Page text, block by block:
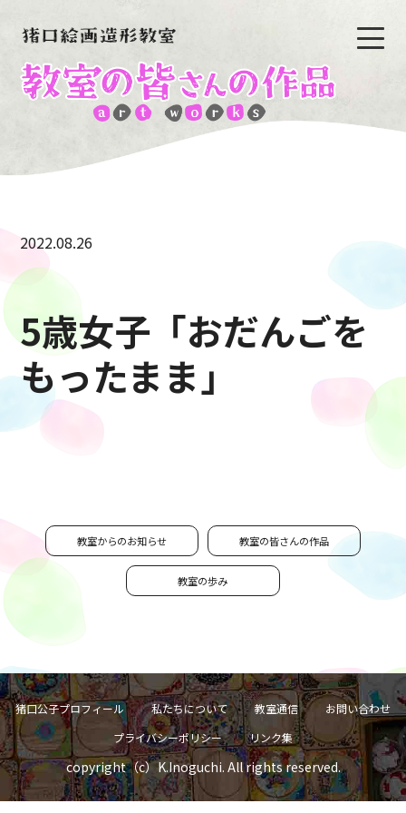
2022.08.26
5歳女子「おだんごを
もったまま」
教室からのお知らせ 教室の皆さんの作品
教室の歩み
猪口公子プロフィール 私たちについて 教室通信
お問い合わせ
プライバシーポリシー
リンク集
copyright（c）K.Inoguchi. All rights reserved.